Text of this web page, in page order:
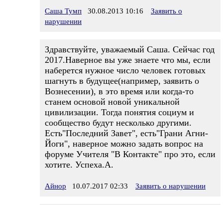
Саша Тумп 30.08.2013 10:16
Заявить о
нарушении
Здравствуйте, уважаемый Саша. Сейчас год
2017.Наверное вы уже знаете что мы, если
наберется нужное число человек готовых
шагнуть в будущее(например, заявить о
Вознесении), в это время или когда-то
станем основой новой уникальной
цивилизации. Тогда понятия социум и
сообщество будут несколько другими.
Есть"Последний Завет", есть"Грани Агни-
Йоги", наверное можно задать вопрос на
форуме Учителя "В Контакте" про это, если
хотите. Успеха.А.
Айнор 10.07.2017 02:33 Заявить о нарушении